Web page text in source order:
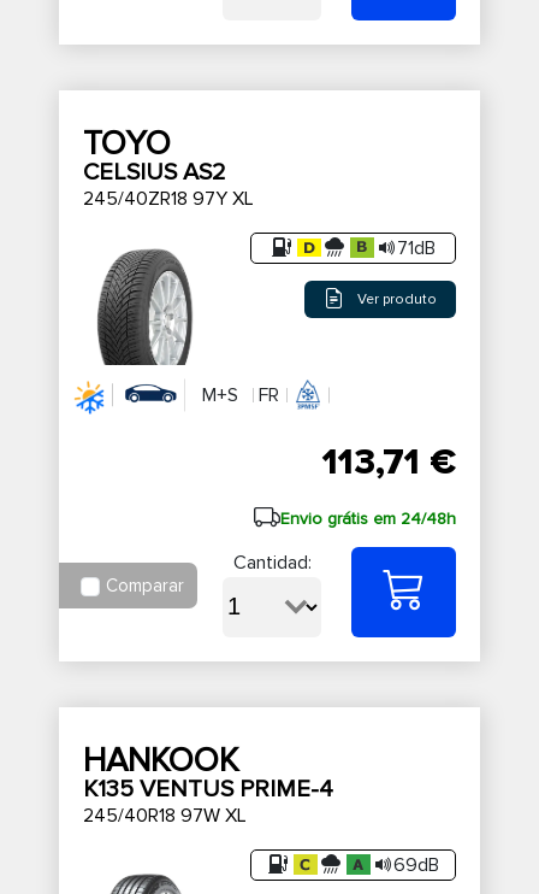
TOYO
CELSIUS AS2
245/40ZR18 97Y XL
71dB
Ver produto
M+S FR
113,71 €
Envio grátis em 24/48h
Comparar
Cantidad:
HANKOOK
K135 VENTUS PRIME-4
245/40R18 97W XL
69dB